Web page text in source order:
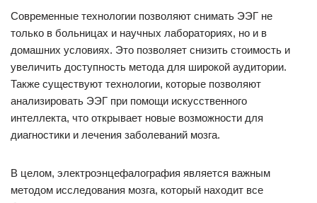
Современные технологии позволяют снимать ЭЭГ не
только в больницах и научных лабораториях, но и в
домашних условиях. Это позволяет снизить стоимость и
увеличить доступность метода для широкой аудитории.
Также существуют технологии, которые позволяют
анализировать ЭЭГ при помощи искусственного
интеллекта, что открывает новые возможности для
диагностики и лечения заболеваний мозга.
В целом, электроэнцефалография является важным
методом исследования мозга, который находит все